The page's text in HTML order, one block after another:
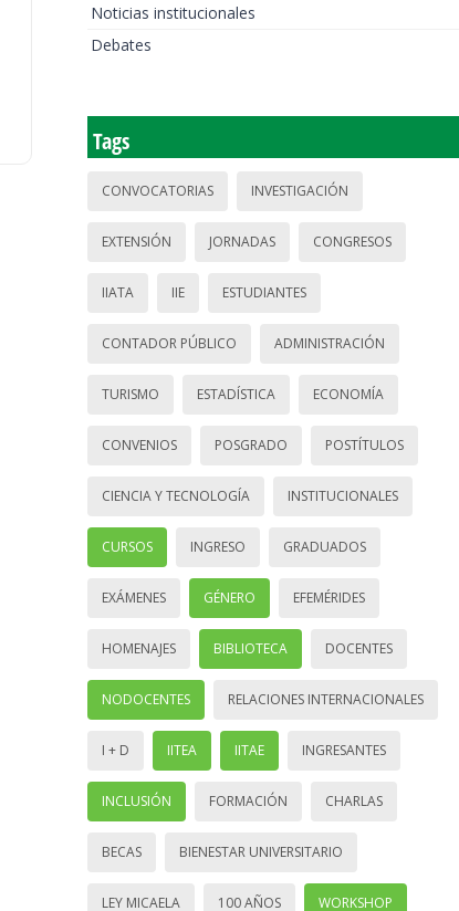
Noticias institucionales
Debates
Tags
CONVOCATORIAS INVESTIGACIÓN
EXTENSIÓN JORNADAS CONGRESOS
IIATA IIE ESTUDIANTES
CONTADOR PÚBLICO ADMINISTRACIÓN
TURISMO ESTADÍSTICA ECONOMÍA
CONVENIOS POSGRADO POSTÍTULOS
CIENCIA Y TECNOLOGÍA INSTITUCIONALES
CURSOS INGRESO GRADUADOS
EXÁMENES GÉNERO EFEMÉRIDES
HOMENAJES BIBLIOTECA DOCENTES
NODOCENTES RELACIONES INTERNACIONALES
I + D IITEA IITAE INGRESANTES
INCLUSIÓN FORMACIÓN CHARLAS
BECAS BIENESTAR UNIVERSITARIO
LEY MICAELA 100 AÑOS WORKSHOP